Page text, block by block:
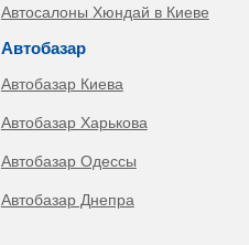
Автосалоны Хюндай в Киеве
Автобазар
Автобазар Киева
Автобазар Харькова
Автобазар Одессы
Автобазар Днепра